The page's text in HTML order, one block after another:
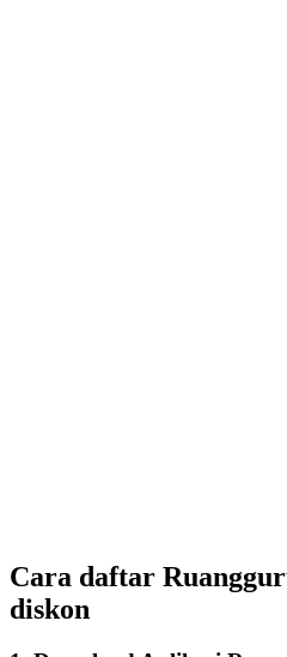
Cara daftar
diskon